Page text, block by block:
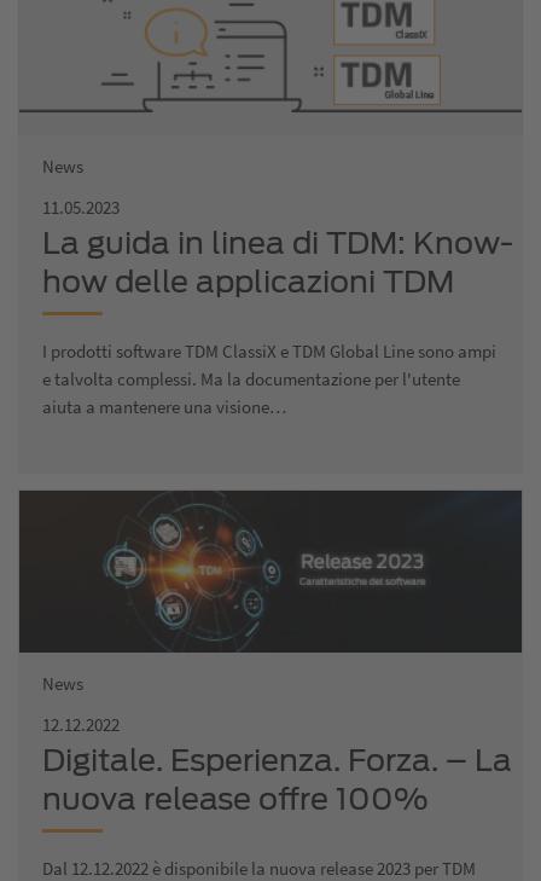
News
11.05.2023
La guida in linea di TDM: Know-
how delle applicazioni TDM
direttamente disponibile
nell'applicazione
I prodotti software TDM ClassiX e TDM Global Line sono ampi
e talvolta complessi. Ma la documentazione per l'utente
aiuta a mantenere una visione…
News
12.12.2022
Digitale. Esperienza. Forza. – La
nuova release offre 100%
gestione degli utensili
Dal 12.12.2022 è disponibile la nuova release 2023 per TDM